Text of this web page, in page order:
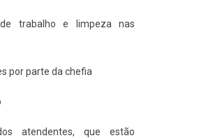
de trabalho e limpeza nas
por parte da chefia
atendentes, que estão